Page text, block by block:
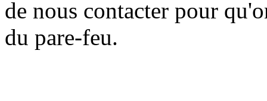
de nous contacter pour
du pare-feu.